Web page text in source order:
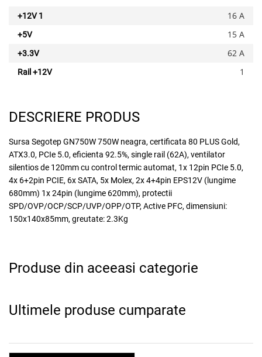
+12V 1 16 A
+5V 15 A
+3.3V 62 A
Rail +12V 1
DESCRIERE PRODUS
Sursa Segotep GN750W 750W neagra, certificata 80 PLUS Gold,
ATX3.0, PCIe 5.0, eficienta 92.5%, single rail (62A), ventilator
silentios de 120mm cu control termic automat, 1x 12pin PCIe 5.0,
4x 6+2pin PCIE, 6x SATA, 5x Molex, 2x 4+4pin EPS12V (lungime
680mm) 1x 24pin (lungime 620mm), protectii
SPD/OVP/OCP/SCP/UVP/OPP/OTP, Active PFC, dimensiuni:
150x140x85mm, greutate: 2.3Kg
Produse din aceeasi categorie
Ultimele produse cumparate